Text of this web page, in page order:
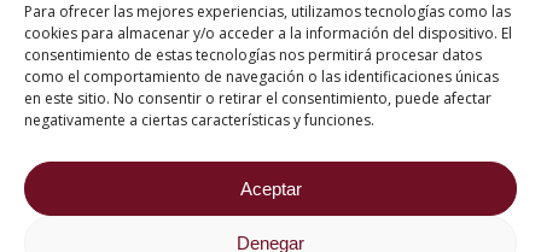
Para ofrecer las mejores experiencias, utilizamos tecnologías como las
cookies para almacenar y/o acceder a la información del dispositivo. El
consentimiento de estas tecnologías nos permitirá procesar datos
como el comportamiento de navegación o las identificaciones únicas
en este sitio. No consentir o retirar el consentimiento, puede afectar
negativamente a ciertas características y funciones.
Aceptar
Denegar
2026 ® Estudios Superiores Abiertos de Hostelería
682 734 562
Aviso Legal
Política de cookies
Política de privacidad